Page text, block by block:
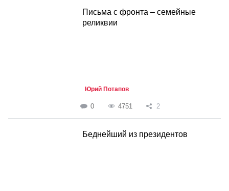
Письма с фронта – семейные
реликвии
Юрий Потапов
0 4751 2
Беднейший из президентов